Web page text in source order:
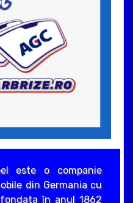
este o companie
din Germania cu
în anul 1862